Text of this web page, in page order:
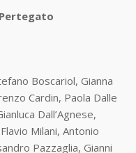
Boscariol, Gianna
Cardin, Paola Dalle
Dall’Agnese,
Milani, Antonio
Pazzaglia, Gianni